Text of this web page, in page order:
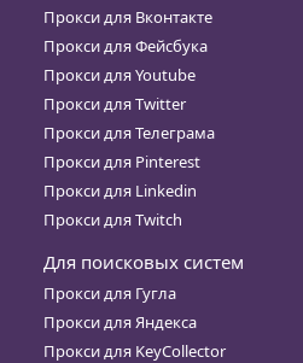
Прокси для Вконтакте
Прокси для Фейсбука
Прокси для Youtube
Прокси для Twitter
Прокси для Телеграма
Прокси для Pinterest
Прокси для Linkedin
Прокси для Twitch
Для поисковых систем
Прокси для Гугла
Прокси для Яндекса
Прокси для KeyCollector